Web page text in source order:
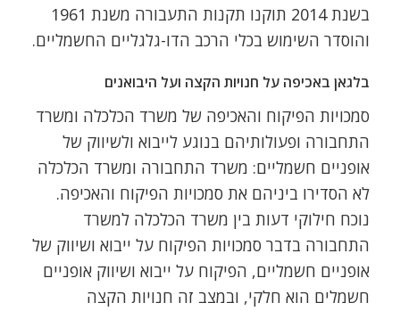
בשנת 2014 תוקנו תקנות התעבורה משנת 1961
והוסדר השימוש בכלי הרכב הדו-גלגליים החשמליים.
בלגאן באכיפה על חנויות הקצה ועל היבואנים
סמכויות הפיקוח והאכיפה של משרד הכלכלה ומשרד
התחבורה ופעולותיהם בנוגע לייבוא ולשיווק של
אופניים חשמליים: משרד התחבורה ומשרד הכלכלה
לא הסדירו ביניהם את סמכויות הפיקוח והאכיפה.
נוכח חילוקי דעות בין משרד הכלכלה למשרד
התחבורה בדבר סמכויות הפיקוח על ייבוא ושיווק של
אופניים חשמליים, הפיקוח על ייבוא ושיווק אופניים
חשמלים הוא חלקי, ובמצב זה חנויות הקצה